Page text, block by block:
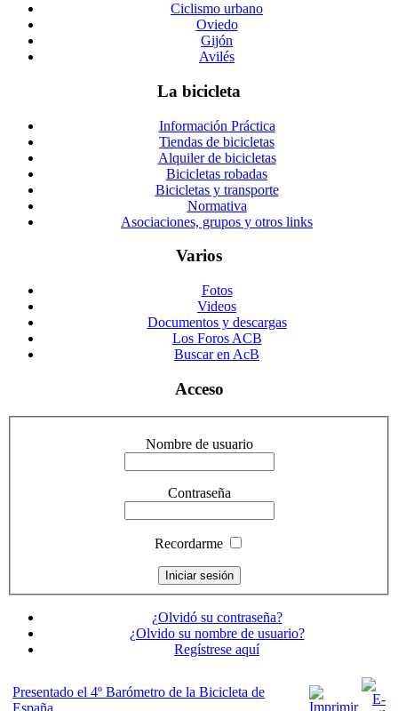
Ciclismo urbano
Oviedo
Gijón
Avilés
La bicicleta
Información Práctica
Tiendas de bicicletas
Alquiler de bicicletas
Bicicletas robadas
Bicicletas y transporte
Normativa
Asociaciones, grupos y otros links
Varios
Fotos
Videos
Documentos y descargas
Los Foros ACB
Buscar en AcB
Acceso
Nombre de usuario
Contraseña
Recordarme
¿Olvidó su contraseña?
¿Olvido su nombre de usuario?
Regístrese aquí
Presentado el 4º Barómetro de la Bicicleta de